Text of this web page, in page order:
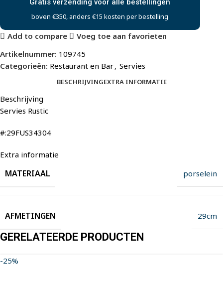
Gratis verzending voor alle bestellingen
boven €350, anders €15 kosten per bestelling
Add to compare
Voeg toe aan favorieten
Artikelnummer: 109745
Categorieën: Restaurant en Bar, Servies
BESCHRIJVINGEXTRA INFORMATIE
Beschrijving
Servies Rustic
#:29FUS34304
Extra informatie
MATERIAAL porselein
AFMETINGEN 29cm
GERELATEERDE PRODUCTEN
-25%